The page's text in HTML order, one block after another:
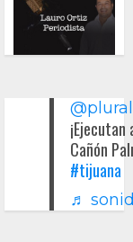
Cañón
#tijuana
♬